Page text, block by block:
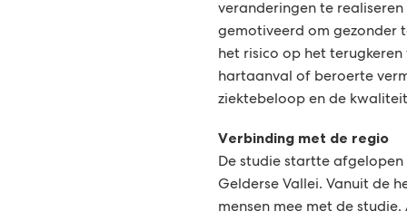
veranderingen te
gemotiveerd om gezonder
het risico op het
hartaanval of beroerte
ziektebeloop en de
Verbinding met de regio
De studie startte afgelopen
Gelderse Vallei. Vanuit de
mensen mee met de